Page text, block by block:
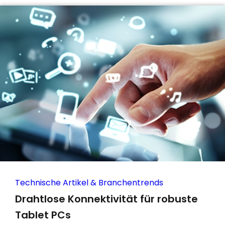
Technische Artikel & Branchentrends
Drahtlose Konnektivität für robuste
Tablet PCs